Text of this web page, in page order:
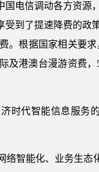
国电信调动各方资
受到了提速降费的
。根据国家相关要
及港澳台漫游资费
时代智能信息服务
络智能化、业务生态